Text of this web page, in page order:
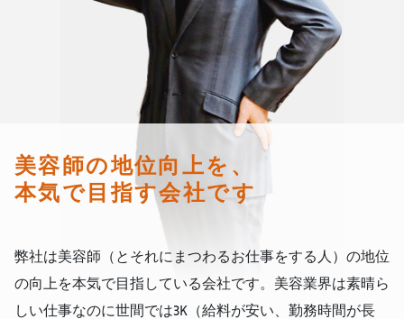
美容師の地位向上を、
本気で目指す会社です
弊社は美容師（とそれにまつわるお仕事をする人）の地位
の向上を本気で目指している会社です。美容業界は素晴ら
しい仕事なのに世間では3K（給料が安い、勤務時間が長